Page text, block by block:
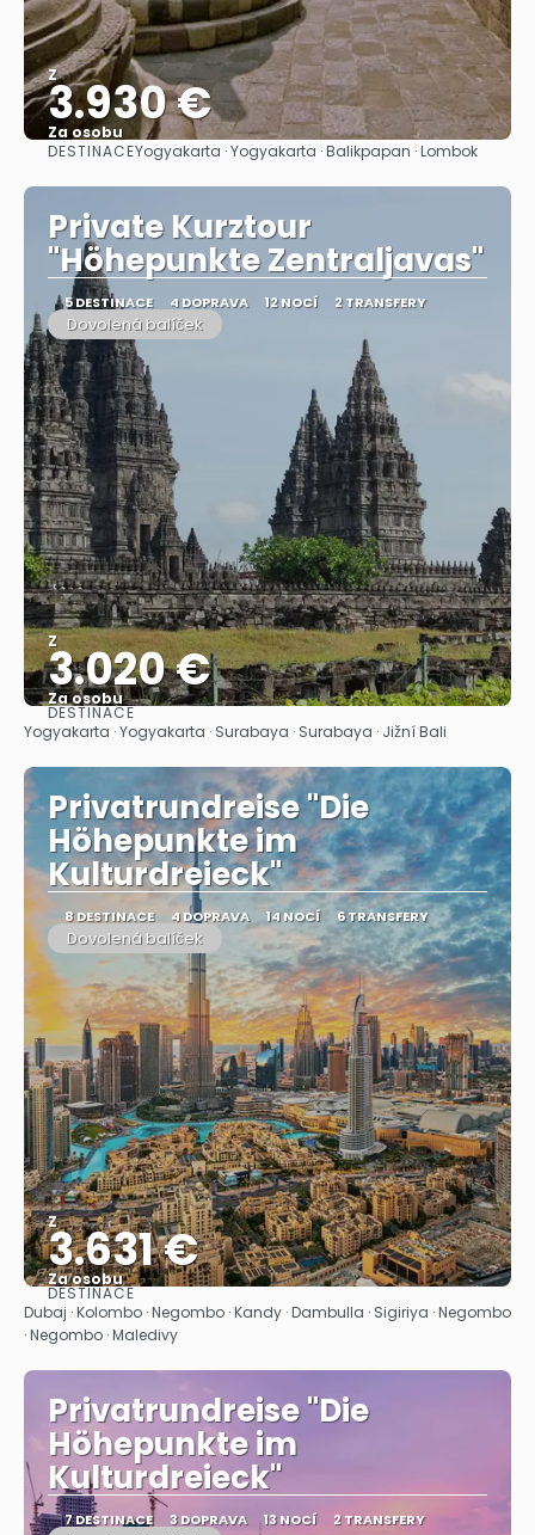
Z
3.930 €
Za osobu
Zobrazit
DESTINACEYogyakarta · Yogyakarta · Balikpapan · Lombok
Private Kurztour
"Höhepunkte Zentraljavas"
5 DESTINACE 4 DOPRAVA 12 NOCÍ 2 TRANSFERY
Dovolená balíček
Z
3.020 €
Za osobu
Zobrazit
DESTINACE
Yogyakarta · Yogyakarta · Surabaya · Surabaya · Jižní Bali
Privatrundreise "Die
Höhepunkte im
Kulturdreieck"
8 DESTINACE 4 DOPRAVA 14 NOCÍ 6 TRANSFERY
Dovolená balíček
Z
3.631 €
Za osobu
Zobrazit
DESTINACE
Dubaj · Kolombo · Negombo · Kandy · Dambulla · Sigiriya · Negombo
· Negombo · Maledivy
Privatrundreise "Die
Höhepunkte im
Kulturdreieck"
7 DESTINACE 3 DOPRAVA 13 NOCÍ 2 TRANSFERY